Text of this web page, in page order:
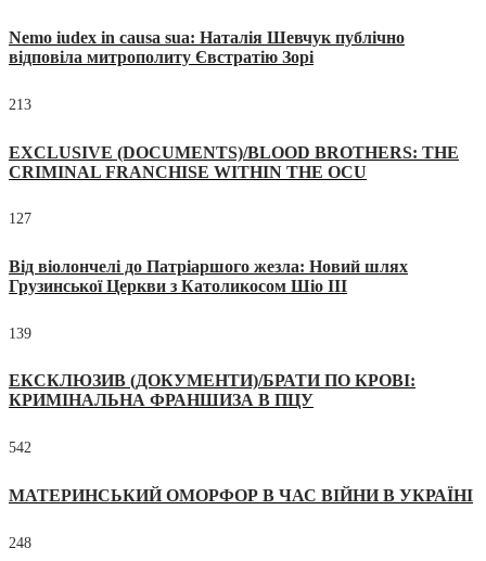
Nemo iudex in causa sua: Наталія Шевчук публічно
відповіла митрополиту Євстратію Зорі
213
EXCLUSIVE (DOCUMENTS)/BLOOD BROTHERS: THE
CRIMINAL FRANCHISE WITHIN THE OCU
127
Від віолончелі до Патріаршого жезла: Новий шлях
Грузинської Церкви з Католикосом Шіо III
139
ЕКСКЛЮЗИВ (ДОКУМЕНТИ)/БРАТИ ПО КРОВІ:
КРИМІНАЛЬНА ФРАНШИЗА В ПЦУ
542
МАТЕРИНСЬКИЙ ОМОРФОР В ЧАС ВІЙНИ В УКРАЇНІ
248